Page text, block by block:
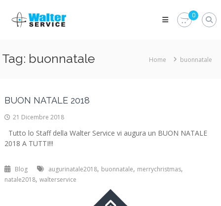
content
Walter
Service
parti
veicolo?
Vieni
alla
Service
Srl
0
Tag: buonnatale Home buonnatale
BUON NATALE 2018
21 Dicembre 2018
Tutto lo Staff della Walter Service vi augura un BUON NATALE
2018 A TUTTI!!!
Blog augurinatale2018, buonnatale, merrychristmas,
natale2018, walterservice